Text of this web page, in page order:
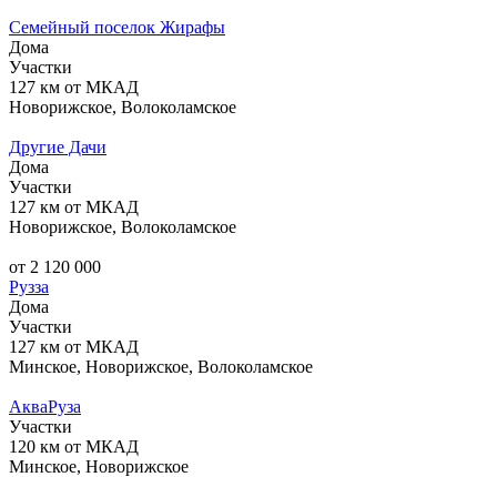
Семейный поселок Жирафы
Дома
Участки
127 км от МКАД
Новорижское, Волоколамское
Другие Дачи
Дома
Участки
127 км от МКАД
Новорижское, Волоколамское
от 2 120 000
Рузза
Дома
Участки
127 км от МКАД
Минское, Новорижское, Волоколамское
АкваРуза
Участки
120 км от МКАД
Минское, Новорижское